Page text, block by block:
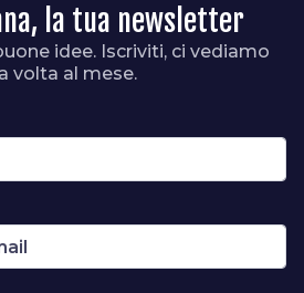
la tua newsletter
idee. Iscriviti, ci vediamo
volta al mese.